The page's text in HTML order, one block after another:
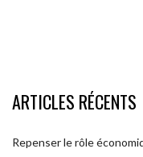
ARTICLES RÉCENTS
Repenser le rôle